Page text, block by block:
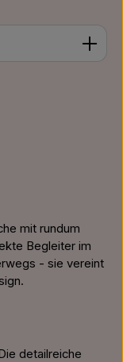
Wert ein
mit rundum
Begleiter im
- sie vereint
detailreiche